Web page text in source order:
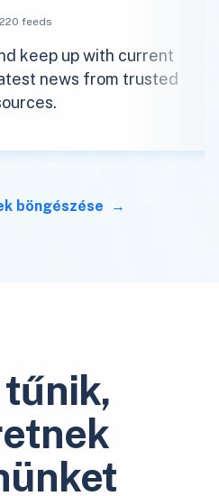
220 feeds
keep up with current
news from trusted
böngészése
tűnik,